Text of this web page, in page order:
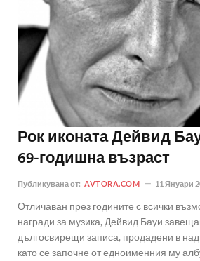
Рок иконата Дейвид
69-годишна възраст
Публикувана от: AVTORA.COM 11 Януари
Отличаван през годините с всички
награди за музика, Дейвид Бауи
дългосвирещи записа, продадени в
като се започне от едноименния му